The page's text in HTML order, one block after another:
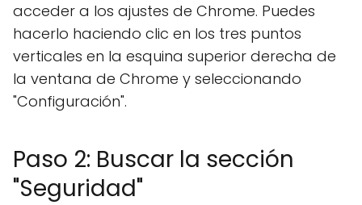
acceder a los ajustes de Chrome. Puedes
hacerlo haciendo clic en los tres puntos
verticales en la esquina superior derecha de
la ventana de Chrome y seleccionando
"Configuración".
Paso 2: Buscar la sección
"Seguridad"